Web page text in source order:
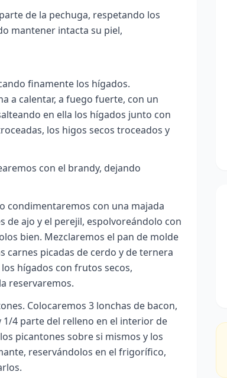
de la pechuga, respetando los
mantener intacta su piel,
finamente los hígados.
a calentar, a fuego fuerte, con un
en ella los hígados junto con
los higos secos troceados y
con el brandy, dejando
condimentaremos con una majada
de ajo y el perejil, espolvoreándolo con
bien. Mezclaremos el pan de molde
carnes picadas de cerdo y de ternera
hígados con frutos secos,
reservaremos.
Colocaremos 3 lonchas de bacon,
4 parte del relleno en el interior de
picantones sobre si mismos y los
reservándolos en el frigorífico,